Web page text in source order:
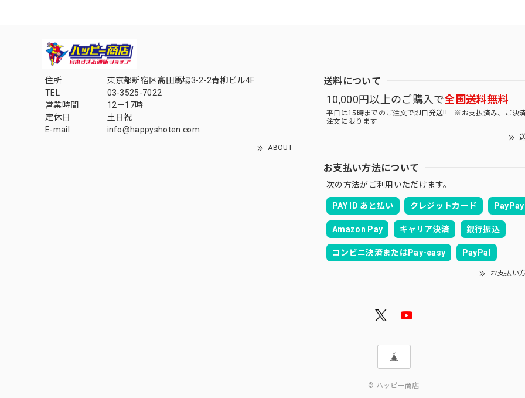
住所
東京都新宿区高田馬場3-2-2青柳ビル4F
TEL
03-3525-7022
営業時間
12－17時
定休日
土日祝
E-mail
info@happyshoten.com
ABOUT
送料について
10,000円以上のご購入で全国送料無料
平日は15時までのご注文で即日発送!! ※お支払済み、ご決
注文に限ります
お支払い方法について
次の方法がご利用いただけます。
PAY ID あと払い クレジットカード PayPay
Amazon Pay キャリア決済 銀行振込
コンビニ決済またはPay-easy PayPal
お支払い
© ハッピー商店